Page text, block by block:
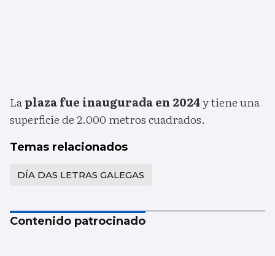
Laplaza fue inaugurada en 2024y tiene una
superficie de 2.000 metros cuadrados.
Temas relacionados
DÍA DAS LETRAS GALEGAS
Contenido patrocinado